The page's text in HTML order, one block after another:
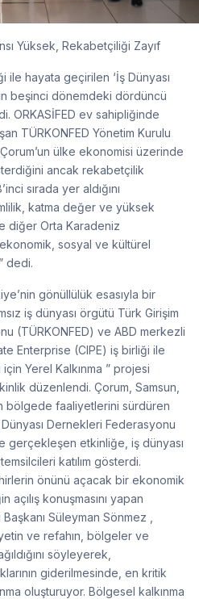
Yüksek, Rekabetçiliği Zayıf
ile hayata geçirilen ‘İş Dünyası
beşinci dönemdeki dördüncü
ORKASİFED ev sahipliğinde
TÜRKONFED Yönetim Kurulu
ülke ekonomisi üzerinde
ancak rekabetçilik
sırada yer aldığını
katma değer ve yüksek
diğer Orta Karadeniz
sosyal ve kültürel
dedi.
gönüllülük esasıyla bir
iş dünyası örgütü Türk Girişim
(TÜRKONFED) ve ABD merkezli
Enterprise (CIPE) iş birliği ile
Yerel Kalkınma ” projesi
düzenlendi. Çorum, Samsun,
bölgede faaliyetlerini sürdüren
Dernekleri Federasyonu
gerçekleşen etkinliğe, iş dünyası
katılım gösterdi.
önünü açacak bir ekonomik
açılış konuşmasını yapan
Süleyman Sönmez ,
ve refahın, bölgeler ve
söyleyerek,
giderilmesinde, en kritik
oluşturuyor. Bölgesel kalkınma